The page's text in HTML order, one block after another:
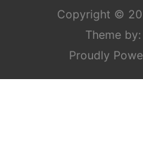
Copyright ©
Theme by:
Proudly